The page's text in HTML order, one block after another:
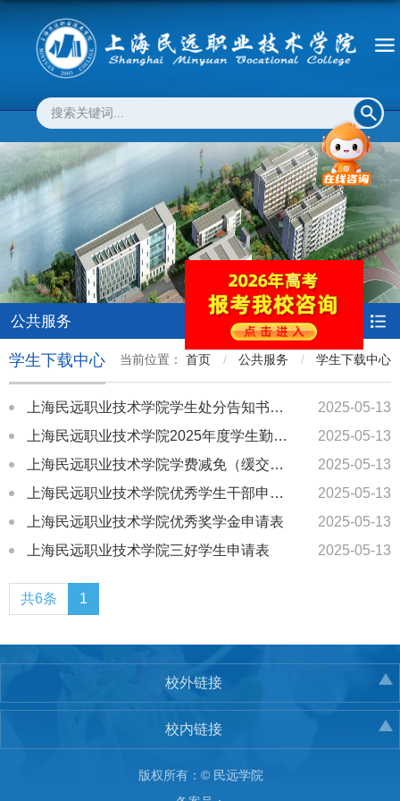
公共服务
当前位置： 首页 公共服务 学生下载中心
学生下载中心
上海民远职业技术学院学生处分告知书、处分意见书、解除处分申请表
2025-05-13
上海民远职业技术学院2025年度学生勤工助学申请表
2025-05-13
上海民远职业技术学院学费减免（缓交）申请表
2025-05-13
上海民远职业技术学院优秀学生干部申请表
2025-05-13
上海民远职业技术学院优秀奖学金申请表
2025-05-13
上海民远职业技术学院三好学生申请表
2025-05-13
共6条 1
校外链接
校内链接
版权所有：© 民远学院